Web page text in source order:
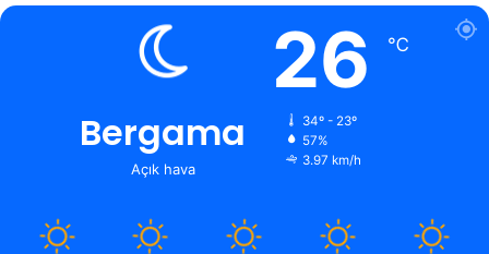
Bergama
Açık hava
26 ℃
34º - 23º
57%
3.97 km/h